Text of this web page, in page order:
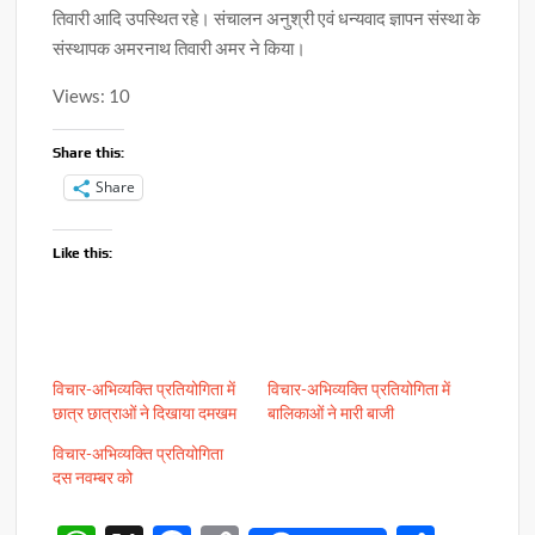
तिवारी आदि उपस्थित रहे। संचालन अनुश्री एवं धन्यवाद ज्ञापन संस्था के
संस्थापक अमरनाथ तिवारी अमर ने किया।
Views: 10
Share this:
Share
Like this:
विचार-अभिव्यक्ति प्रतियोगिता में
छात्र छात्राओं ने दिखाया दमखम
विचार-अभिव्यक्ति प्रतियोगिता में
बालिकाओं ने मारी बाजी
विचार-अभिव्यक्ति प्रतियोगिता
दस नवम्बर को